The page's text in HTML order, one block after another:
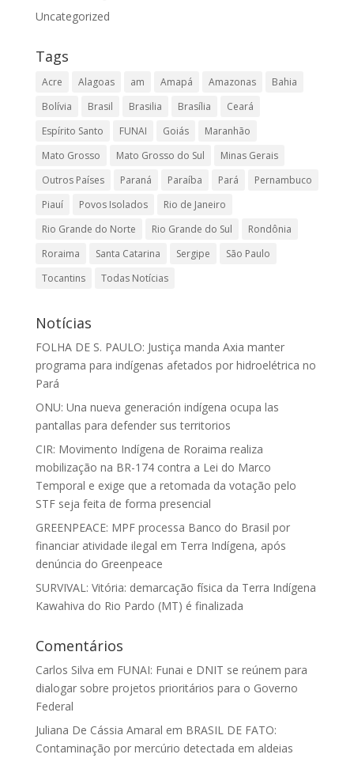
Uncategorized
Tags
Acre Alagoas am Amapá Amazonas
Bahia
Bolívia
Brasil Brasilia Brasília
Ceará
Espírito Santo
FUNAI Goiás
Maranhão
Mato Grosso
Mato Grosso do Sul
Minas Gerais
Outros Países
Paraná Paraíba Pará
Pernambuco
Piauí
Povos Isolados
Rio de Janeiro
Rio Grande do Norte
Rio Grande do Sul
Rondônia
Roraima
Santa Catarina Sergipe
São Paulo
Tocantins
Todas Notícias
Notícias
FOLHA DE S. PAULO: Justiça manda Axia manter
programa para indígenas afetados por hidroelétrica no
Pará
ONU: Una nueva generación indígena ocupa las
pantallas para defender sus territorios
CIR: Movimento Indígena de Roraima realiza
mobilização na BR-174 contra a Lei do Marco
Temporal e exige que a retomada da votação pelo
STF seja feita de forma presencial
GREENPEACE: MPF processa Banco do Brasil por
financiar atividade ilegal em Terra Indígena, após
denúncia do Greenpeace
SURVIVAL: Vitória: demarcação física da Terra Indígena
Kawahiva do Rio Pardo (MT) é finalizada
Comentários
Carlos Silva em FUNAI: Funai e DNIT se reúnem para
dialogar sobre projetos prioritários para o Governo
Federal
Juliana De Cássia Amaral em BRASIL DE FATO:
Contaminação por mercúrio detectada em aldeias